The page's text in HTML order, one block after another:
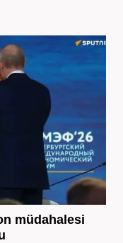
müdahalesi